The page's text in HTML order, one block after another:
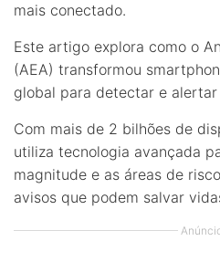
mais conectado.
Este artigo explora como o
(AEA) transformou
global para detectar e
Com mais de 2 bilhões de
utiliza tecnologia avançada
magnitude e as áreas de
avisos que podem salvar